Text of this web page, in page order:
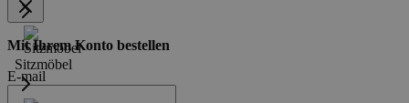
Sitzmöbel
Mit Ihrem Konto bestellen
E-mail